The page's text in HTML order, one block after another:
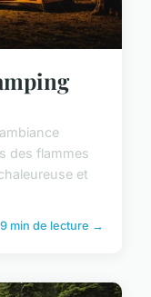
des flammes
et
9 min de lecture →